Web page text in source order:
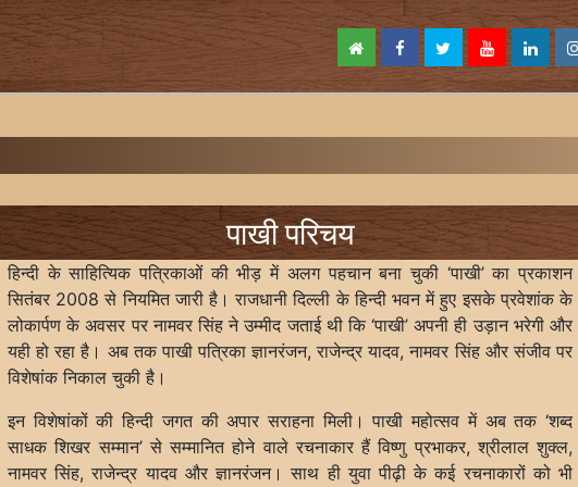
पाखी परिचय
हिन्दी के साहित्यिक पत्रिकाओं की भीड़ में अलग पहचान बना चुकी ‘पाखी’ का प्रकाशन
सितंबर 2008 से नियमित जारी है। राजधानी दिल्ली के हिन्दी भवन में हुए इसके प्रवेशांक के
लोकार्पण के अवसर पर नामवर सिंह ने उम्मीद जताई थी कि ‘पाखी’ अपनी ही उड़ान भरेगी और
यही हो रहा है। अब तक पाखी पत्रिका ज्ञानरंजन, राजेन्द्र यादव, नामवर सिंह और संजीव पर
विशेषांक निकाल चुकी है।
इन विशेषांकों की हिन्दी जगत की अपार सराहना मिली। पाखी महोत्सव में अब तक ‘शब्द
साधक शिखर सम्मान’ से सम्मानित होने वाले रचनाकार हैं विष्णु प्रभाकर, श्रीलाल शुक्ल,
नामवर सिंह, राजेन्द्र यादव और ज्ञानरंजन। साथ ही युवा पीढ़ी के कई रचनाकारों को भी